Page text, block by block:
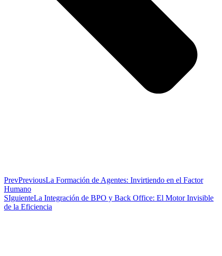
PrevPreviousLa Formación de Agentes: Invirtiendo en el Factor
Humano
SIguienteLa Integración de BPO y Back Office: El Motor Invisible
de la Eficiencia